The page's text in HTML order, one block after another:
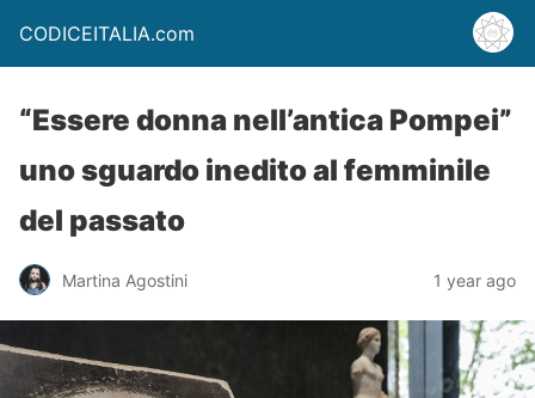
CODICEITALIA.com
“Essere donna nell’antica Pompei”
uno sguardo inedito al femminile
del passato
Martina Agostini 1 year ago